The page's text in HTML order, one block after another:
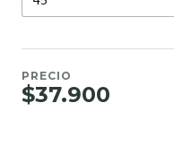
PRECIO
$37.900